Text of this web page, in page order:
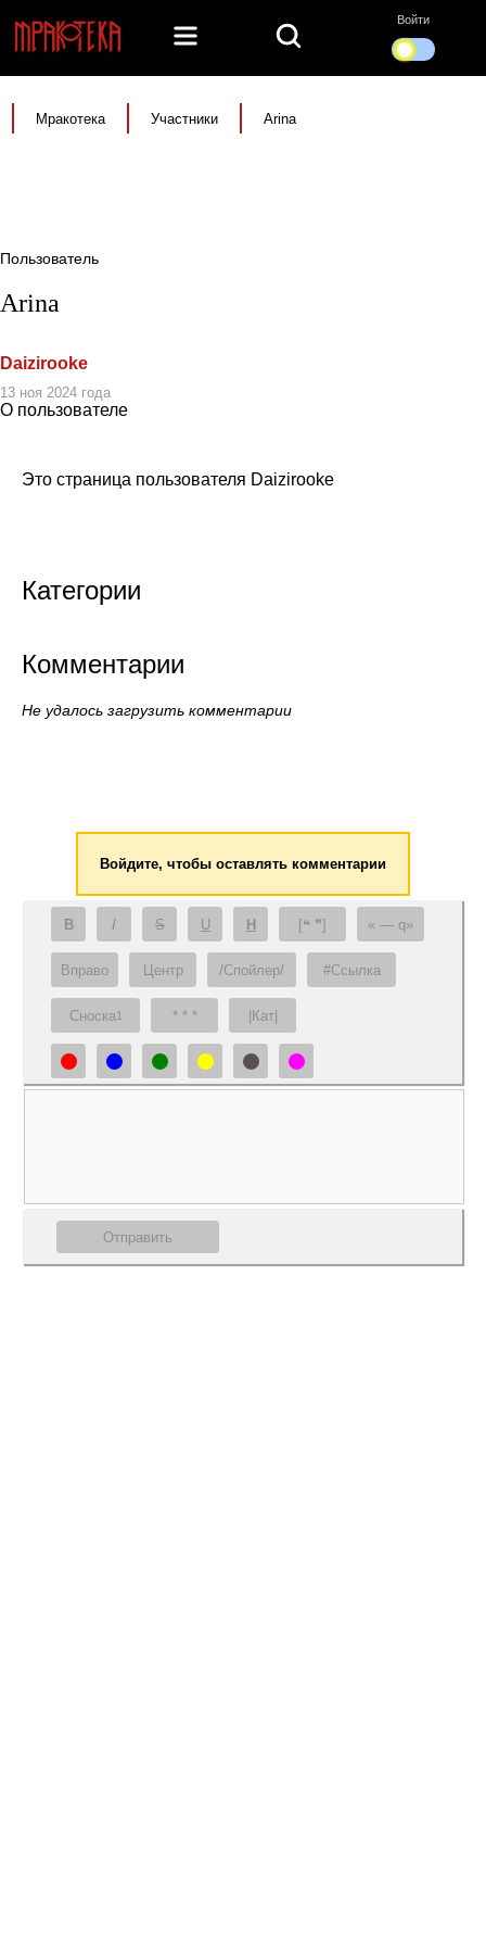
Войти
Мракотека Участники Arina
Пользователь
Arina
Daizirooke
13 ноя 2024 года
О пользователе
Это страница пользователя Daizirooke
Категории
Комментарии
Не удалось загрузить комментарии
Войдите, чтобы оставлять комментарии
B I S U H [❝ ❞] — q
Вправо Центр /Спойлер/ #Ссылка
Сноска1 * * * |Кат|